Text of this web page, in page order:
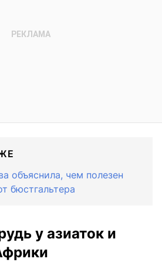
объяснила, чем полезен
бюстгальтера
у азиаток и